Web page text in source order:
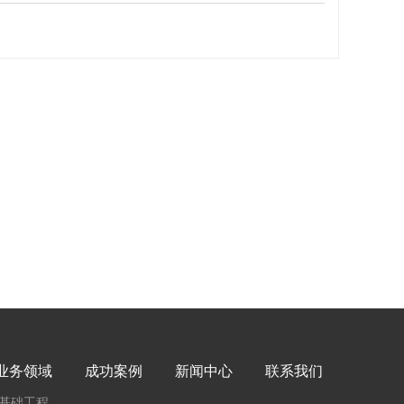
务领域 成功案例 新闻中心 联系我们